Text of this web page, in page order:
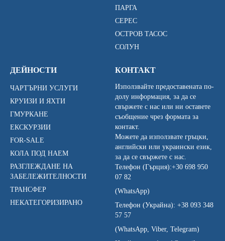
ПАРГА
СЕРЕС
ОСТРОВ ТАСОС
СОЛУН
ДЕЙНОСТИ
ЧАРТЪРНИ УСЛУГИ
КРУИЗИ И ЯХТИ
ГМУРКАНЕ
ЕКСКУРЗИИ
FOR-SALE
КОЛА ПОД НАЕМ
РАЗГЛЕЖДАНЕ НА
ЗАБЕЛЕЖИТЕЛНОСТИ
ТРАНСФЕР
НЕКАТЕГОРИЗИРАНО
КОНТАКТ
Използвайте предоставената по-
долу информация, за да се
свържете с нас или ни оставете
съобщение чрез формата за
контакт.
Можете да използвате гръцки,
английски или украински език,
за да се свържете с нас.
Телефон (Гърция):+30 698 950
07 82
(WhatsApp)
Телефон (Украйна): +38 093 348
57 57
(WhatsApp, Viber, Telegram)